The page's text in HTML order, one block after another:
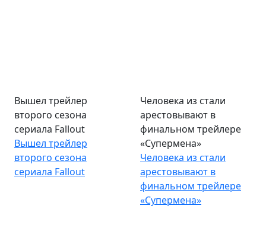
Вышел трейлер
второго сезона
сериала Fallout
Вышел трейлер
второго сезона
сериала Fallout
Человека из стали
арестовывают в
финальном трейлере
«Супермена»
Человека из стали
арестовывают в
финальном трейлере
«Супермена»